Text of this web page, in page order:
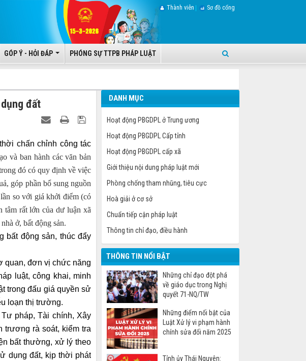
GÓP Ý - HỎI ĐÁP PHÓNG SỰ TTPB PHÁP LUẬT
Thành viên Sơ đồ cổng
đất
chấn chỉnh công tác
và ban hành các văn bản
đó có quy định về việc
góp phần bổ sung nguồn
so với giá khởi điểm (có
tâm rất lớn của dư luận xã
ở, bất động sản.
bất động sản, thúc đẩy
quan, đơn vị chức năng
luật, công khai, minh
trong đấu giá quyền sử
loạn thị trường.
pháp, Tài chính, Xây
trương rà soát, kiểm tra
bất thường, xử lý theo
dụng đất, kịp thời phát
DANH MỤC
Hoạt động PBGDPL ở Trung ương
Hoạt động PBGDPL Cấp tỉnh
Hoạt động PBGDPL cấp xã
Giới thiệu nội dung pháp luật mới
Phòng chống tham nhũng, tiêu cực
Hoà giải ở cơ sở
Chuẩn tiếp cận pháp luật
Thông tin chỉ đạo, điều hành
THÔNG TIN NỔI BẬT
Những chỉ đạo đột phá
về giáo dục trong Nghị
quyết 71-NQ/TW
Những điểm nổi bật của
Luật Xử lý vi phạm hành
chính sửa đổi năm 2025
Tỉnh ủy Thái Nguyên: